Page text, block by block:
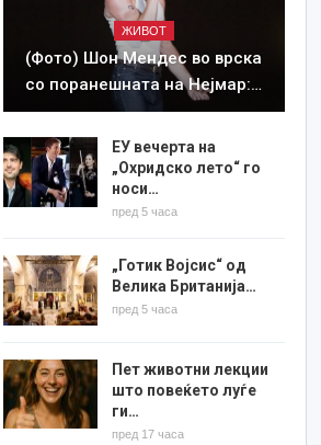
ЖИВОТ
(Фото) Шон Мендес во врска
со поранешната на Нејмар:…
ЕУ вечерта на
„Охридско лето“ го
носи…
пред 5 часа
„Готик Војсис“ од
Велика Британија…
пред 5 часа
Пет животни лекции
што повеќето луѓе
ги…
пред 17 часа